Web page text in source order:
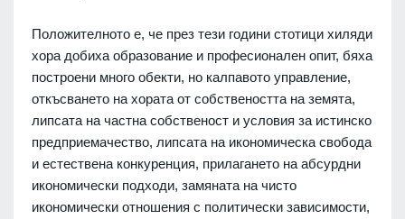
Положителното е, че през тези години стотици хиляди
хора добиха образование и професионален опит, бяха
построени много обекти, но калпавото управление,
откъсването на хората от собствеността на земята,
липсата на частна собственост и условия за истинско
предприемачество, липсата на икономическа свобода
и естествена конкуренция, прилагането на абсурдни
икономически подходи, замяната на чисто
икономически отношения с политически зависимости,